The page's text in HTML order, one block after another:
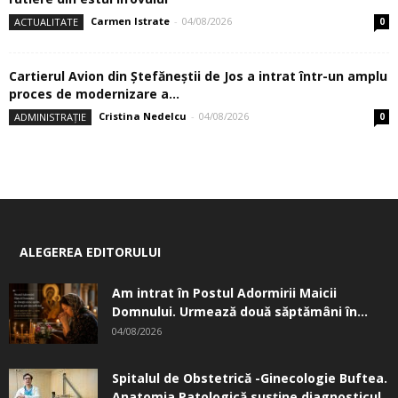
ACTUALITATE Carmen Istrate - 04/08/2026 0
Cartierul Avion din Ştefăneştii de Jos a intrat într-un amplu
proces de modernizare a...
ADMINISTRAȚIE Cristina Nedelcu - 04/08/2026 0
ALEGEREA EDITORULUI
Am intrat în Postul Adormirii Maicii
Domnului. Urmează două săptămâni în...
04/08/2026
Spitalul de Obstetrică -Ginecologie Buftea.